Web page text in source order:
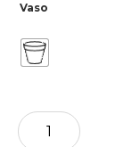
Vaso
Canna
Indica